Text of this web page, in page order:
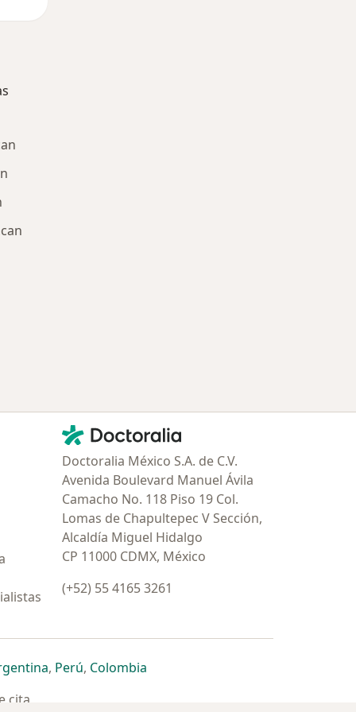
Contacto
Doctoralia - Página de inicio
Doctoralia México S.A. de C.V.
Avenida Boulevard Manuel Ávila
Camacho No. 118 Piso 19 Col.
Lomas de Chapultepec V Sección,
Alcaldía Miguel Hidalgo
CP 11000 CDMX, México
(+52) 55 4165 3261
pestaña
una nueva pestaña
en una nueva pestaña
se abre en una nueva pestaña
, Perúse abre en una nueva pestaña
, Colombiase abre en una nueva pestaña
cita